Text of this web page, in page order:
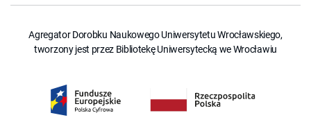
Agregator Dorobku Naukowego Uniwersytetu Wrocławskiego,
tworzony jest przez Bibliotekę Uniwersytecką we Wrocławiu